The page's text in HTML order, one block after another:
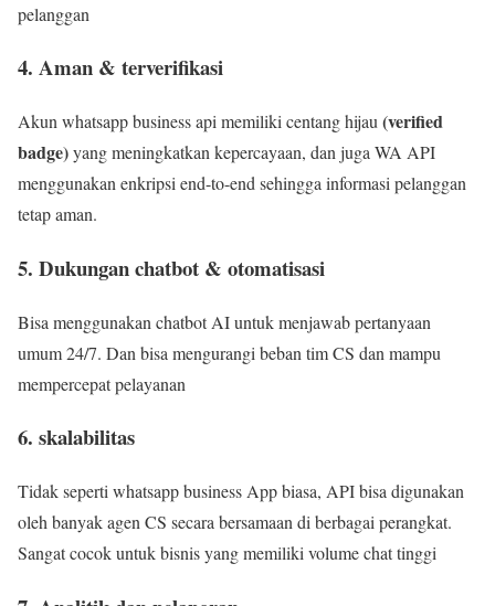
pelanggan
4. Aman & terverifikasi
Akun whatsapp business api memiliki centang hijau(verified
badge)yang meningkatkan kepercayaan, dan juga WA API
menggunakan enkripsi end-to-end sehingga informasi pelanggan
tetap aman.
5. Dukungan chatbot & otomatisasi
Bisa menggunakan chatbot AI untuk menjawab pertanyaan
umum 24/7. Dan bisa mengurangi beban tim CS dan mampu
mempercepat pelayanan
6. skalabilitas
Tidak seperti whatsapp business App biasa, API bisa digunakan
oleh banyak agen CS secara bersamaan di berbagai perangkat.
Sangat cocok untuk bisnis yang memiliki volume chat tinggi